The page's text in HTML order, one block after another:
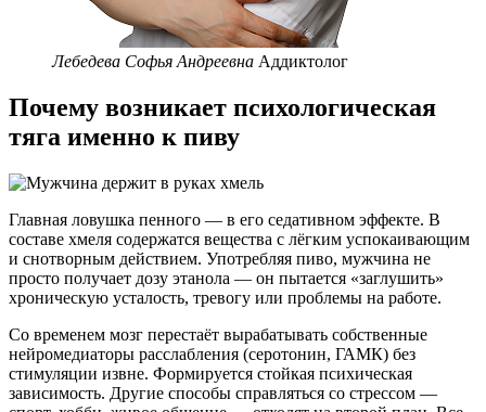
Лебедева Софья Андреевна Аддиктолог
Почему возникает психологическая
тяга именно к пиву
Главная ловушка пенного — в его седативном эффекте. В
составе хмеля содержатся вещества с лёгким успокаивающим
и снотворным действием. Употребляя пиво, мужчина не
просто получает дозу этанола — он пытается «заглушить»
хроническую усталость, тревогу или проблемы на работе.
Со временем мозг перестаёт вырабатывать собственные
нейромедиаторы расслабления (серотонин, ГАМК) без
стимуляции извне. Формируется стойкая психическая
зависимость. Другие способы справляться со стрессом —